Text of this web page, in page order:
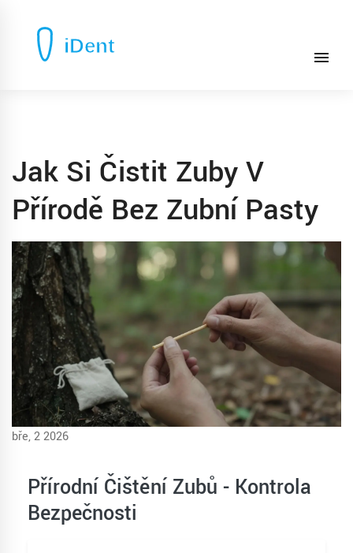
Jak Si Čistit Zuby V
Přírodě Bez Zubní Pasty
bře, 2 2026
Přírodní Čištění Zubů - Kontrola
Bezpečnosti